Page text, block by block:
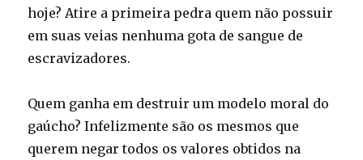
hoje? Atire a primeira pedra quem não possuir
em suas veias nenhuma gota de sangue de
escravizadores.
Quem ganha em destruir um modelo moral do
gaúcho? Infelizmente são os mesmos que
querem negar todos os valores obtidos na